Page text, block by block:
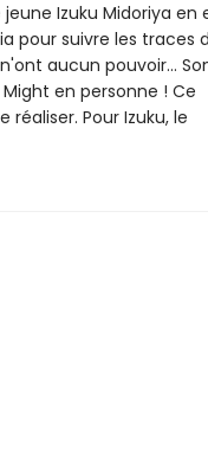
Izuku Midoriya en
pour suivre les traces
aucun pouvoir...
en personne ! Ce
Pour Izuku, le